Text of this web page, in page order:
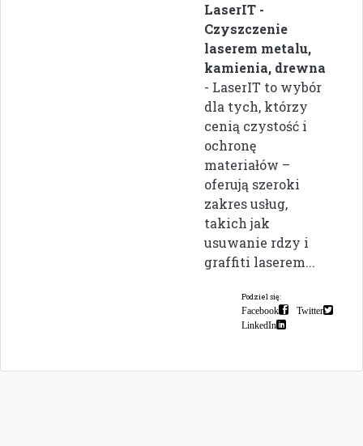
LaserIT -
Czyszczenie
laserem metalu,
kamienia, drewna
- LaserIT to wybór
dla tych, którzy
cenią czystość i
ochronę
materiałów –
oferują szeroki
zakres usług,
takich jak
usuwanie rdzy i
graffiti laserem...
Podziel się:
Facebook
Twitter
LinkedIn